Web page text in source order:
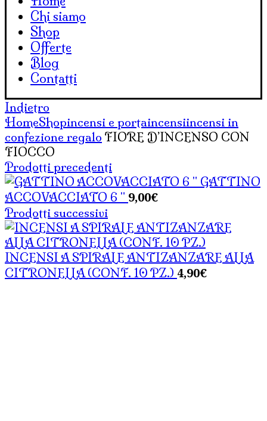
Chi siamo
Shop
Offerte
Blog
Contatti
Indietro
HomeShopincensi e portaincensiincensi in
confezione regalo FIORE D’INCENSO CON
FIOCCO
Prodotti precedenti
GATTINO
ACCOVACCIATO 6 " 9,00€
Prodotti successivi
INCENSI A SPIRALE ANTIZANZARE ALLA
CITRONELLA (CONF. 10 PZ.) 4,90€